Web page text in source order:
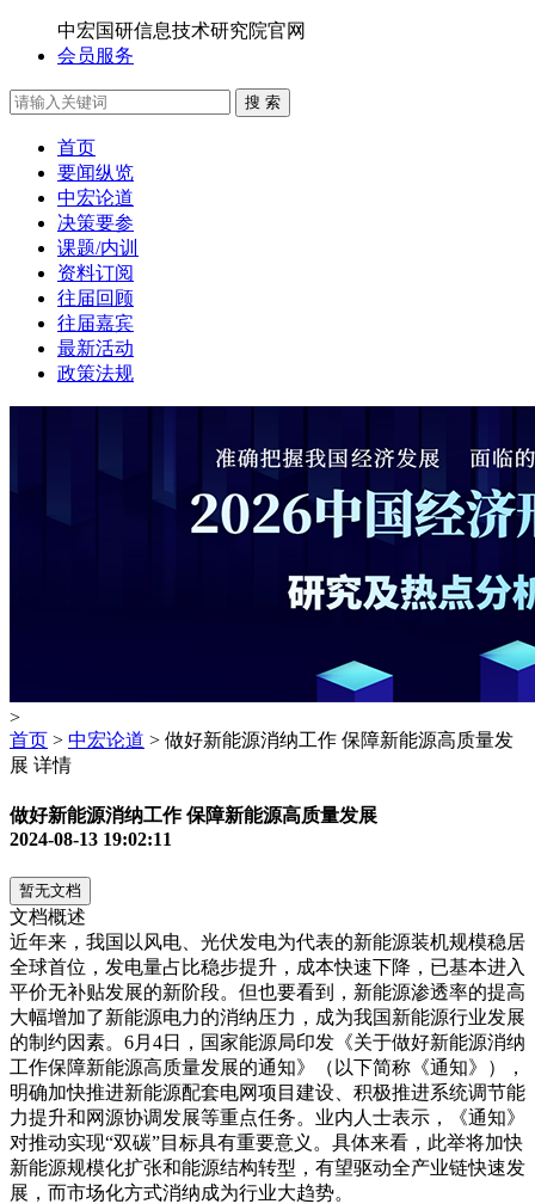
中宏国研信息技术研究院官网
会员服务
搜 索
首页
要闻纵览
中宏论道
决策要参
课题/内训
资料订阅
往届回顾
往届嘉宾
最新活动
政策法规
>
首页 > 中宏论道 > 做好新能源消纳工作 保障新能源高质量发
展 详情
做好新能源消纳工作 保障新能源高质量发展
2024-08-13 19:02:11
暂无文档
文档概述
近年来，我国以风电、光伏发电为代表的新能源装机规模稳居
全球首位，发电量占比稳步提升，成本快速下降，已基本进入
平价无补贴发展的新阶段。但也要看到，新能源渗透率的提高
大幅增加了新能源电力的消纳压力，成为我国新能源行业发展
的制约因素。6月4日，国家能源局印发《关于做好新能源消纳
工作保障新能源高质量发展的通知》（以下简称《通知》），
明确加快推进新能源配套电网项目建设、积极推进系统调节能
力提升和网源协调发展等重点任务。业内人士表示，《通知》
对推动实现“双碳”目标具有重要意义。具体来看，此举将加快
新能源规模化扩张和能源结构转型，有望驱动全产业链快速发
展，而市场化方式消纳成为行业大趋势。